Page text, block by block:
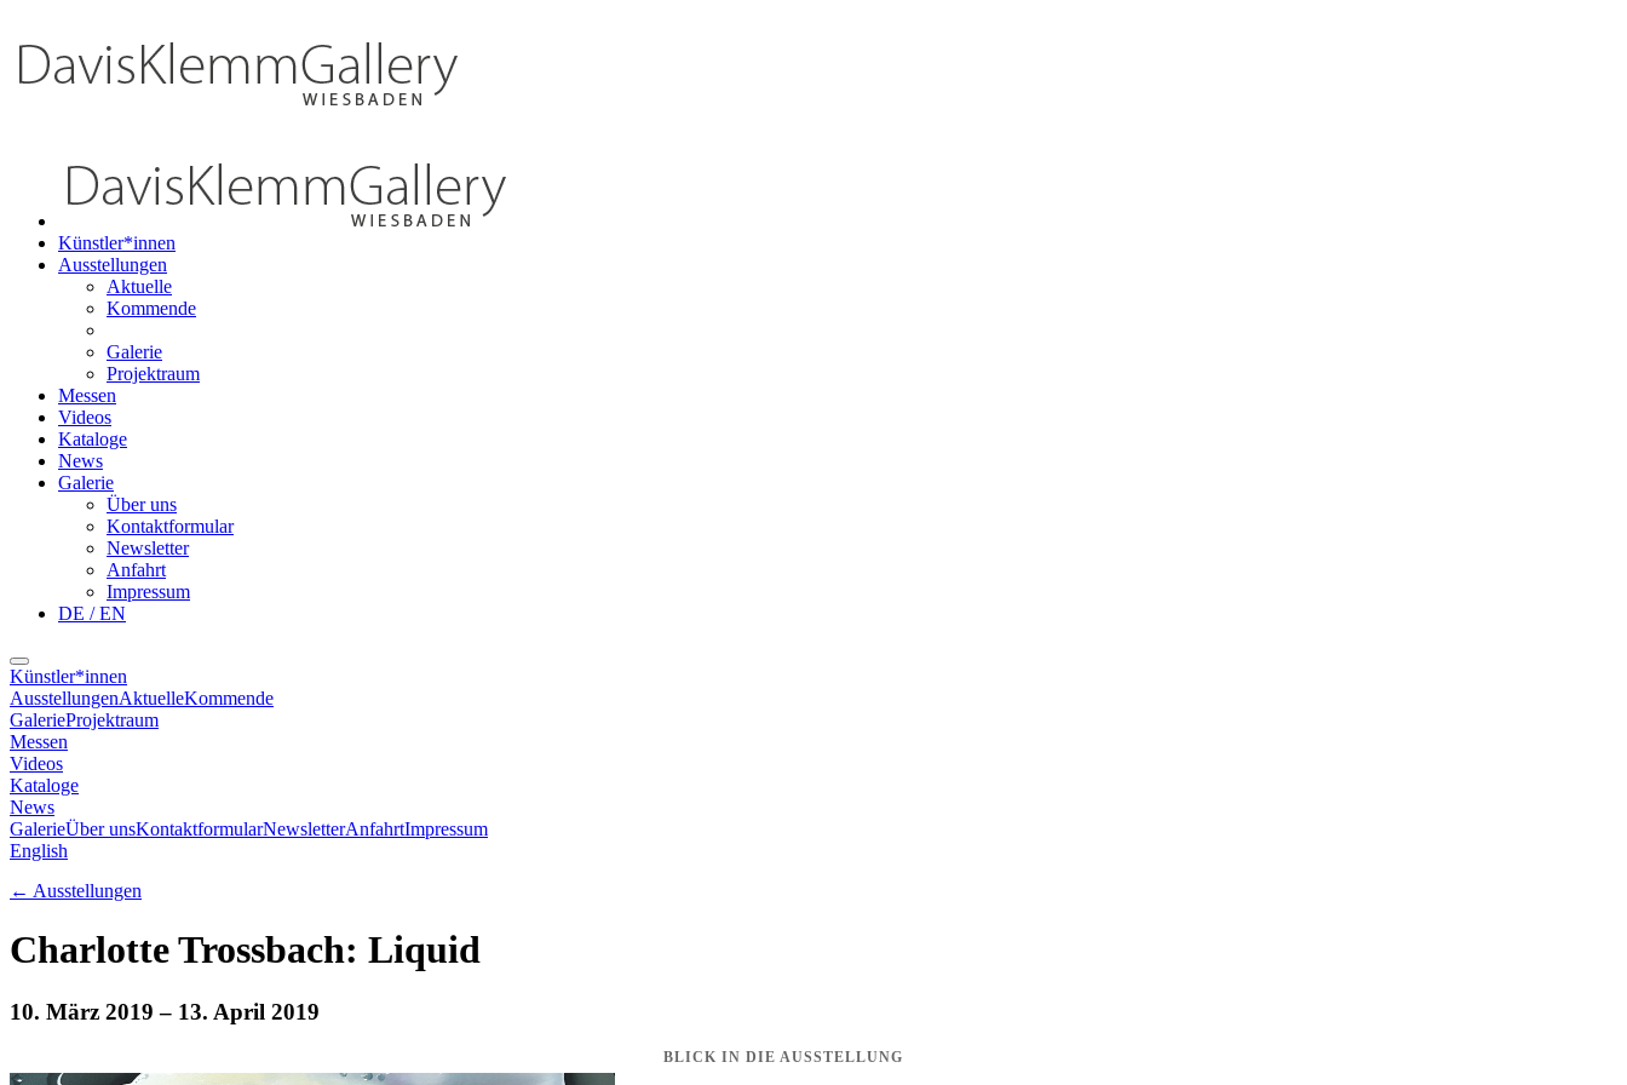
Künstler*innen
Ausstellungen
Aktuelle
Kommende
Galerie
Projektraum
Messen
Videos
Kataloge
News
Galerie
Über uns
Kontaktformular
Newsletter
Anfahrt
Impressum
DE / EN
Künstler*innen
AusstellungenAktuelleKommende
GalerieProjektraum
Messen
Videos
Kataloge
News
GalerieÜber unsKontaktformularNewsletterAnfahrtImpressum
English
← Ausstellungen
Charlotte Trossbach: Liquid
10. März 2019 – 13. April 2019
BLICK IN DIE AUSSTELLUNG